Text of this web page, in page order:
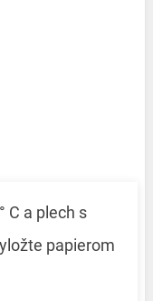
C a plech s
papierom